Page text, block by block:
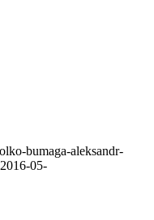
bumaga-aleksandr-
2016-05-